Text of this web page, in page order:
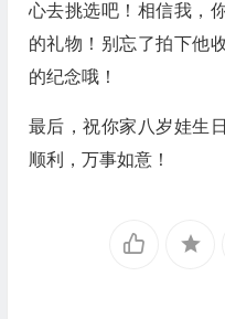
心去挑选吧！相信我，
的礼物！别忘了拍下他
的纪念哦！
最后，祝你家八岁娃生
顺利，万事如意！